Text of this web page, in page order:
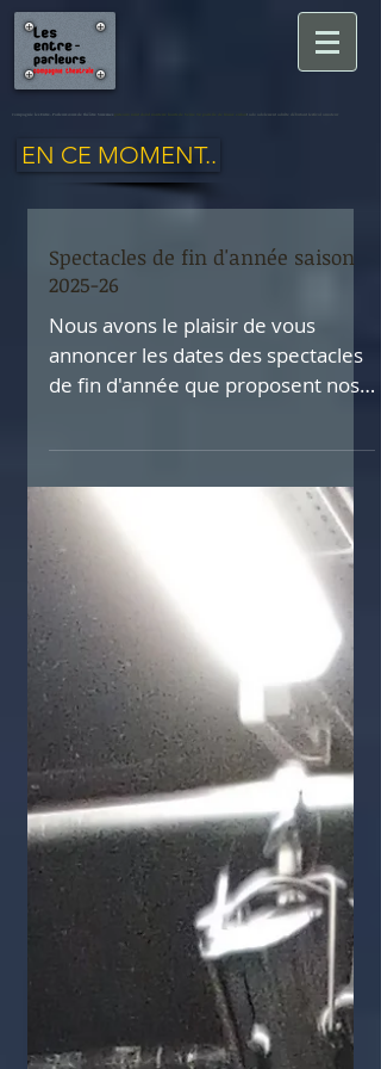
Compagnie les Entre-Parleurs cours de théâtre Suresnes t ado adolescent adulte débutant festival amateur
EN CE MOMENT..
Spectacles de fin d'année saison
2025-26
Nous avons le plaisir de vous
annoncer les dates des spectacles
de fin d'année que proposent nos
festivités nous attendent : Jeudi 4
grande salle, 16 place Stalingrad,
Suresnes *Pour les groupes
adultes du lundi soir et adultes
avancés/troupe (jeudi soir) Nous
débuterons la soirée à 20h00 avec
le groupe du lundi soir, qui
interprétera « Ragtime sur l'océan
», mis en scène par Micha Herzog.
Suivra le groupe